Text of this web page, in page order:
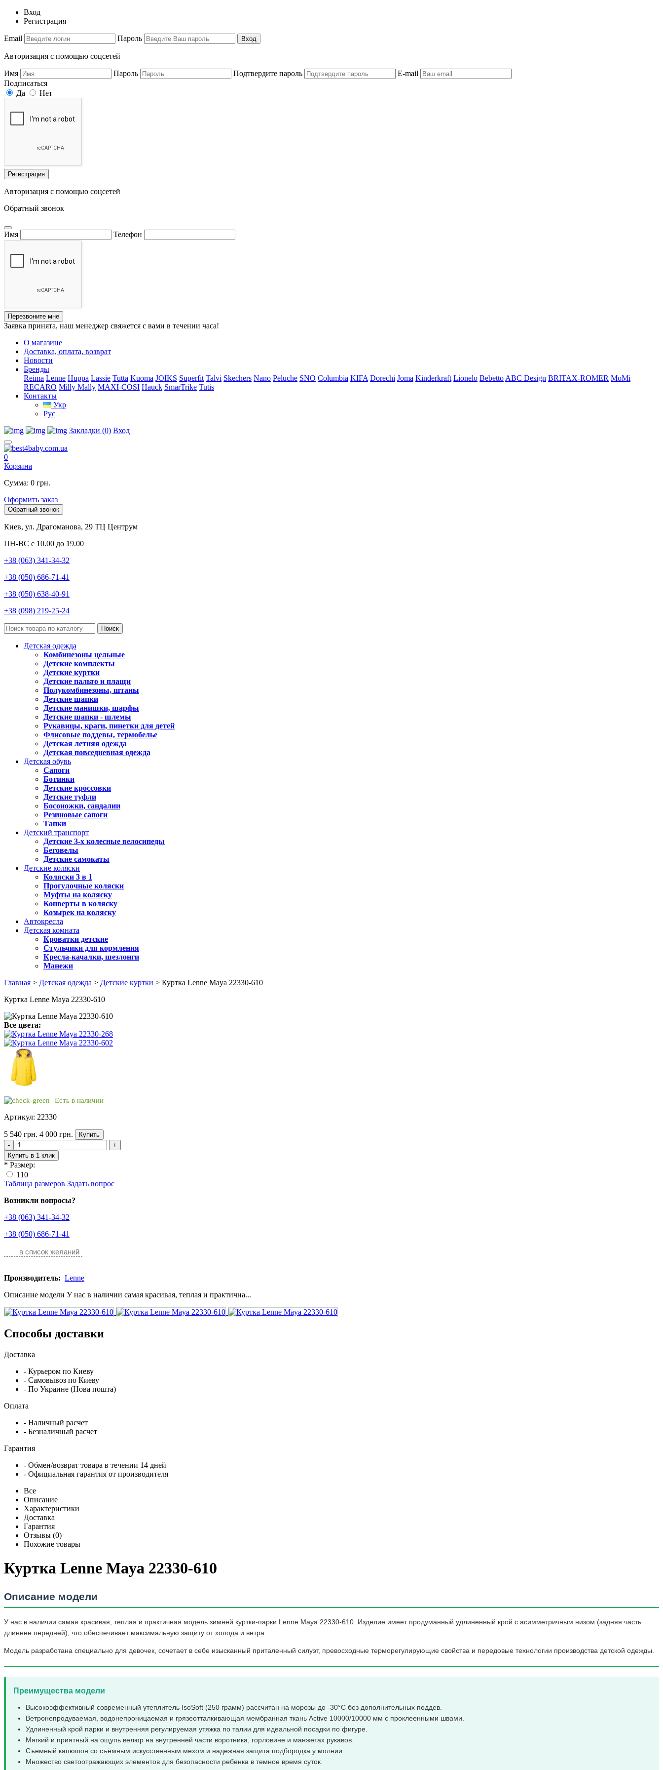
Вход
Регистрация
Email Пароль Вход
Авторизация с помощью соцсетей
Имя Пароль Подтвердите пароль
E-mail
Подписаться
Да
Нет
Регистрация
Авторизация с помощью соцсетей
Обратный звонок
Имя Телефон
Перезвоните мне
Заявка принята, наш менеджер свяжется с вами в течении часа!
О магазине
Доставка, оплата, возврат
Новости
Бренды
Reima Lenne Huppa Lassie Tutta Kuoma JOIKS Superfit Talvi Skechers Nano Peluche SNO Columbia KIFA Dorechi Joma Kinderkraft Lionelo Bebetto ABC Design BRITAX-ROMER MoMi
RECARO Milly Mally MAXI-COSI Hauck SmarTrike Tutis
Контакты
Укр
Рус
Закладки (0) Вход
0
Корзина
Сумма: 0 грн.
Оформить заказ
Обратный звонок
Киев, ул. Драгоманова, 29 ТЦ Центрум
ПН-ВС с 10.00 до 19.00
+38 (063) 341-34-32
+38 (050) 686-71-41
+38 (050) 638-40-91
+38 (098) 219-25-24
Поиск
Детская одежда
Комбинезоны цельные
Детские комплекты
Детские куртки
Детские пальто и плащи
Полукомбинезоны, штаны
Детские шапки
Детские манишки, шарфы
Детские шапки - шлемы
Рукавицы, краги, пинетки для детей
Флисовые поддевы, термобелье
Детская летняя одежда
Детская повседневная одежда
Детская обувь
Сапоги
Ботинки
Детские кроссовки
Детские туфли
Босоножки, сандалии
Резиновые сапоги
Тапки
Детский транспорт
Детские 3-х колесные велосипеды
Беговелы
Детские самокаты
Детские коляски
Коляски 3 в 1
Прогулочные коляски
Муфты на коляску
Конверты в коляску
Козырек на коляску
Автокресла
Детская комната
Кроватки детские
Стульчики для кормления
Кресла-качалки, шезлонги
Манежи
Главная > Детская одежда > Детские куртки > Куртка Lenne Maya 22330-610
Куртка Lenne Maya 22330-610
Все цвета:
Есть в наличии
Артикул: 22330
5 540 грн. 4 000 грн.
Купить
-
+
Купить в 1 клик
* Размер:
110
Таблица размеров Задать вопрос
Возникли вопросы?
+38 (063) 341-34-32
+38 (050) 686-71-41
в список желаний
Производитель: Lenne
Описание модели У нас в наличии самая красивая, теплая и практична...
Способы доставки
Доставка
- Курьером по Киеву
- Самовывоз по Киеву
- По Украине (Нова пошта)
Оплата
- Наличный расчет
- Безналичный расчет
Гарантия
- Обмен/возврат товара в течении 14 дней
- Официальная гарантия от производителя
Все
Описание
Характеристики
Доставка
Гарантия
Отзывы (0)
Похожие товары
Куртка Lenne Maya 22330-610
Описание модели
У нас в наличии самая красивая, теплая и практичная модель зимней куртки-парки Lenne Maya 22330-610. Изделие имеет продуманный удлиненный крой с асимметричным низом (задняя часть
длиннее передней), что обеспечивает максимальную защиту от холода и ветра.
Модель разработана специально для девочек, сочетает в себе изысканный приталенный силуэт, превосходные терморегулирующие свойства и передовые технологии производства детской одежды.
Преимущества модели
Высокоэффективный современный утеплитель IsoSoft (250 грамм) рассчитан на морозы до -30°C без дополнительных поддев.
Ветронепродуваемая, водонепроницаемая и грязеотталкивающая мембранная ткань Active 10000/10000 мм с проклеенными швами.
Удлиненный крой парки и внутренняя регулируемая утяжка по талии для идеальной посадки по фигуре.
Мягкий и приятный на ощупь велюр на внутренней части воротника, горловине и манжетах рукавов.
Съемный капюшон со съёмным искусственным мехом и надежная защита подбородка у молнии.
Множество светоотражающих элементов для безопасности ребенка в темное время суток.